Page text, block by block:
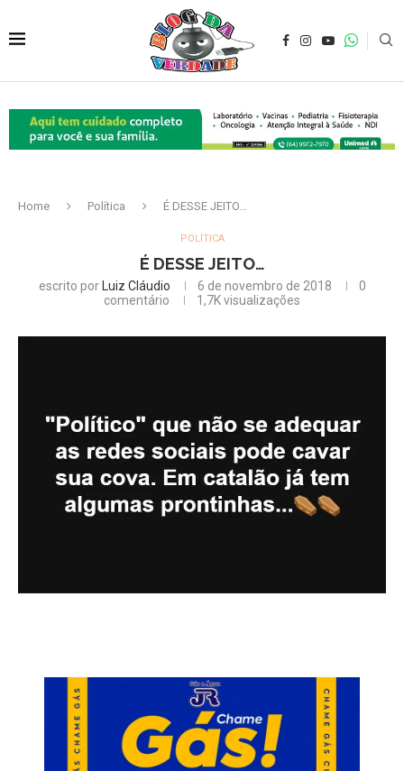
Home Política É DESSE JEITO…
POLÍTICA
É DESSE JEITO…
escrito por Luiz Cláudio 6 de novembro de 2018
0
comentário
1,7Kvisualizações